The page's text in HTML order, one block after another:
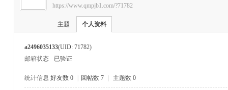
›
https://www.qmpjb1.com/?71782
主题 个人资料
a2496035133(UID: 71782)
邮箱状态
已验证
统计信息 好友数 0 回帖数 7 主题数 0